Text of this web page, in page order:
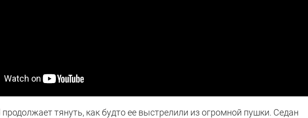
продолжает тянуть, как будто ее выстрелили из огромной пушки. Седан